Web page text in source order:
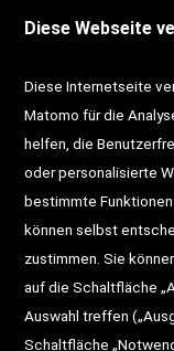
Newsletter
Diese Webseite
Diese Internetseite
Matomo für die
helfen, die
oder personalisierte
bestimmte
können selbst
zustimmen. Sie
auf die Schaltfläche
Auswahl treffen
Schaltfläche